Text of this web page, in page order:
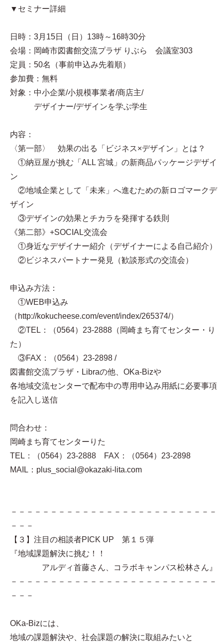
▼セミナー詳細
日時：3月15日（日）13時～16時30分
会場：岡崎市図書館交流プラザ りぶら 会議室303
定員：50名（事前申込み先着順）
参加費：無料
対象：中小企業/小規模事業者/商店主/
デザイナー/デザインを学ぶ学生
内容：
〈第一部〉 効果の出る「ビジネス×デザイン」とは？
①納豆屋が挑む「ALL 宮城」の新商品パッケージデザイ
ン
②地域企業として「未来」へ進むための新ロゴマークデ
ザイン
③デザインの効果とチカラを発揮する鉄則
《第二部》+SOCIAL交流会
①身近なデザイナー紹介（デザイナーによる自己紹介）
②ビジネスパートナー発見（歓談形式の交流会）
申込み方法：
①WEB申込み
（http://kokucheese.com/event/index/265374/）
②TEL：（0564）23-2888（岡崎まち育てセンター・り
た）
③FAX：（0564）23-2898 /
図書館交流プラザ・Libraの他、OKa-Bizや
各地域交流センターで配布中の専用申込み用紙に必要事項
を記入し送信
問合わせ：
岡崎まち育てセンターりた
TEL：（0564）23-2888 FAX：（0564）23-2898
MAIL：plus_social@okazaki-lita.com
－－－－－－－－－－－－－－－－－－－－－－－－－－
－－－
【３】注目の相談者PICK UP 第１５弾
『地域課題解決に挑む！！
アルディ首藤さん、コラボキャンパス松林さん』
－－－－－－－－－－－－－－－－－－－－－－－－－－
－－－
OKa-Bizには、
地域の課題解決や、社会課題の解決に取組みたいと